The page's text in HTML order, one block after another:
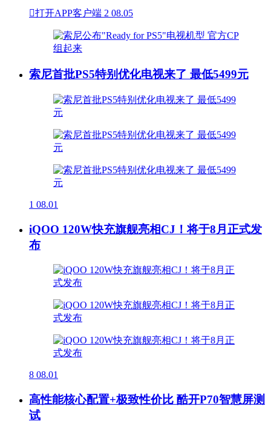
打开APP客户端 2 08.05
索尼首批PS5特别优化电视来了 最低5499元
1 08.01
iQOO 120W快充旗舰亮相CJ！将于8月正式发
布
8 08.01
高性能核心配置+极致性价比 酷开P70智慧屏测
试